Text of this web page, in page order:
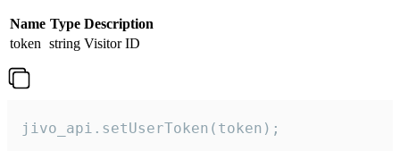
Name Type Description
token string Visitor ID
jivo_api.setUserToken(token);